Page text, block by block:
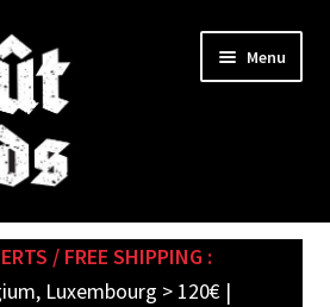
Menu
child
/ FREE SHIPPING :
Luxembourg > 120€ |